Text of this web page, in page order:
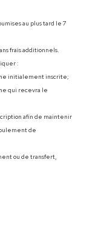
au plus tard le 7
frais additionnels.
:
initialement inscrite;
qui recevra le
afin de maintenir
de
ou de transfert,